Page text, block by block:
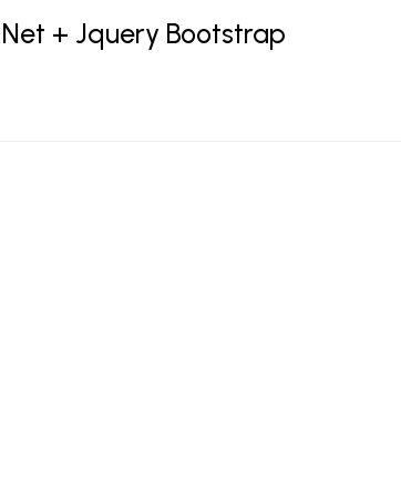
+ Jquery Bootstrap
C# MVC Bootstrap, Jquery